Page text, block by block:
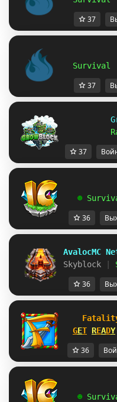
37
Survival
37
37
☻
36
AvalocMC
Skyblock
36
GET READY
36
☻